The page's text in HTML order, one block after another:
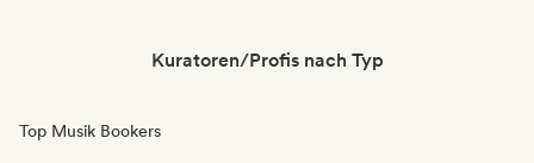
Kuratoren/Profis nach Typ
Top Musik Bookers